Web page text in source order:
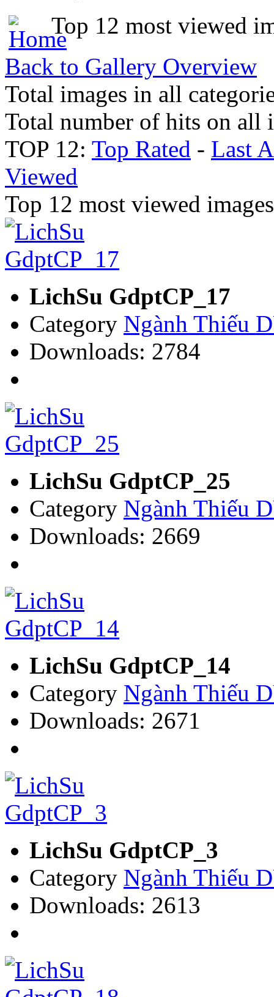
Top 12 most viewed
Back to Gallery Overview
Total images in all
Total number of hits on all
TOP 12: Top Rated - Last
Viewed
Top 12 most viewed
LichSu GdptCP_17
Category Ngành Thiếu
Downloads: 2784
LichSu GdptCP_25
Category Ngành Thiếu
Downloads: 2669
LichSu GdptCP_14
Category Ngành Thiếu
Downloads: 2671
LichSu GdptCP_3
Category Ngành Thiếu
Downloads: 2613